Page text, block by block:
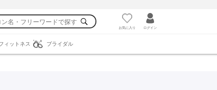
お気に入り ログイン
ィットネス ブライダル